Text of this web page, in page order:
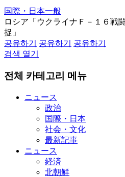
国際・日本一般
ロシア「ウクライナＦ－１６戦
捉」
공유하기
공유하기
공유하기
검색 열기
전체 카테고리 메뉴
ニュース
政治
国際・日本
社会・文化
最新記事
ニュース
経済
北朝鮮